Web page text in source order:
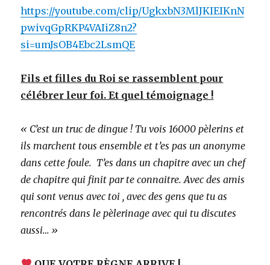
https://youtube.com/clip/UgkxbN3MlJKIEIKnN
pwivqGpRKP4VAIiZ8n2?
si=umJsOB4Ebc2LsmQE
Fils et filles du Roi se rassemblent pour
célébrer leur foi. Et quel témoignage !
« C’est un truc de dingue ! Tu vois 16000 pèlerins et
ils marchent tous ensemble et t’es pas un anonyme
dans cette foule. T’es dans un chapitre avec un chef
de chapitre qui finit par te connaitre. Avec des amis
qui sont venus avec toi , avec des gens que tu as
rencontrés dans le pèlerinage avec qui tu discutes
aussi… »